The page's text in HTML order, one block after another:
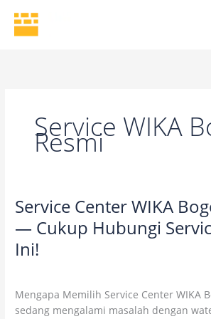
content
Service WIKA
Resmi
Service Center WIKA
— Cukup Hubungi
Ini!
Mengapa Memilih Service Center WIKA
sedang mengalami masalah dengan
Service
WIKA
Bogor
Service
Center